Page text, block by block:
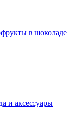
в шоколаде
и аксессуары